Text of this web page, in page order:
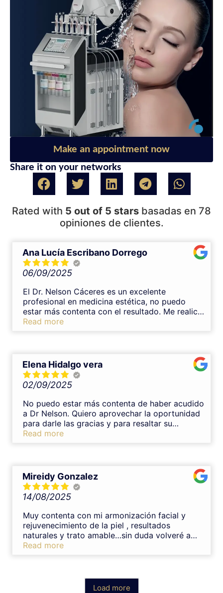
Make an appointment now
Share it on your networks
Rated with 5 out of 5 stars basadas en 78
opiniones de clientes.
Ana Lucía Escribano Dorrego
06/09/2025
El Dr. Nelson Cáceres es un excelente
profesional en medicina estética, no puedo
estar más contenta con el resultado. Me realicé
un tratamiento de armonización con ácido
nota su experiencia en medicina estética. Desde
el primer momento me explicó todo con
claridad, resolvió mis dudas y el procedimiento
fue muy cuidadoso y completamente indoloro.
El resultado ha quedado muy natural y
armonioso, justo lo que buscaba. Sin duda lo
recomiendo al 100%.
Read more
Elena Hidalgo vera
02/09/2025
No puedo estar más contenta de haber acudido
a Dr Nelson. Quiero aprovechar la oportunidad
para darle las gracias y para resaltar su
profesionalidad,tomándose el tiempo necesario
Read more
Mireidy Gonzalez
14/08/2025
Muy contenta con mi armonización facial y
rejuvenecimiento de la piel , resultados
naturales y trato amable…sin duda volveré a
tratarme con el Dr. Nelson
Read more
Load more